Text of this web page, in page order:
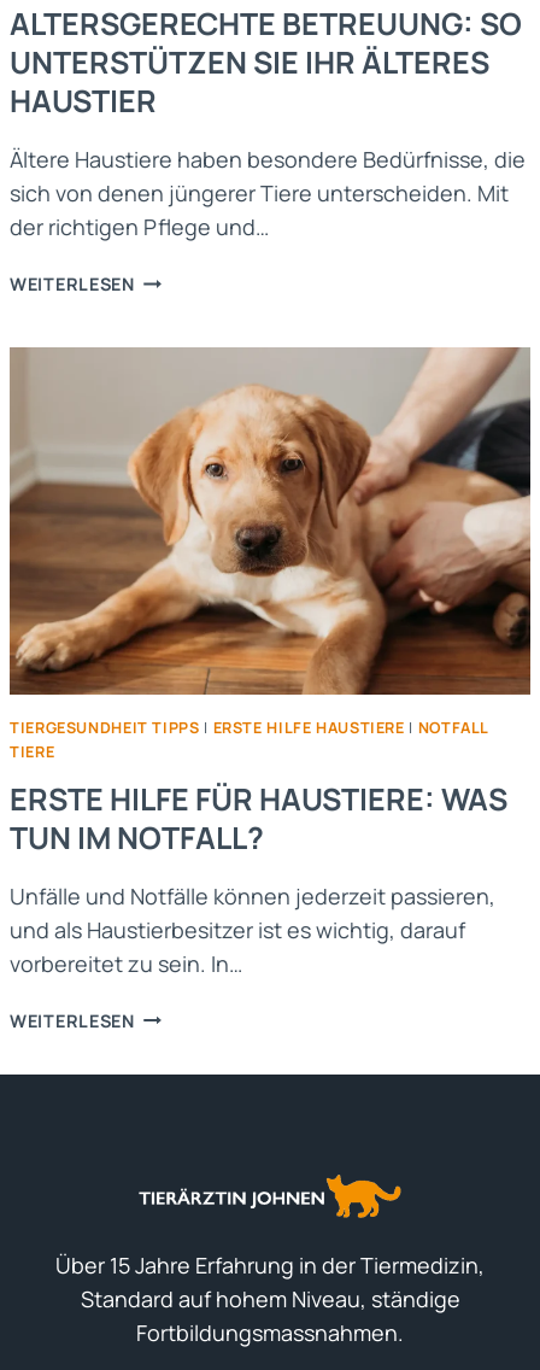
ALTERSGERECHTE BETREUUNG: SO
UNTERSTÜTZEN SIE IHR ÄLTERES
HAUSTIER
Ältere Haustiere haben besondere Bedürfnisse, die
sich von denen jüngerer Tiere unterscheiden. Mit
der richtigen Pflege und…
WEITERLESENALTERSGERECHTE
IHR
ÄLTERES
HAUSTIER
TIERGESUNDHEIT TIPPS | ERSTE HILFE HAUSTIERE | NOTFALL
TIERE
ERSTE HILFE FÜR HAUSTIERE: WAS
TUN IM NOTFALL?
Unfälle und Notfälle können jederzeit passieren,
und als Haustierbesitzer ist es wichtig, darauf
vorbereitet zu sein. In…
WEITERLESENERSTE
FÜR
NOTFALL?
Über 15 Jahre Erfahrung in der Tiermedizin,
Standard auf hohem Niveau, ständige
Fortbildungsmassnahmen.